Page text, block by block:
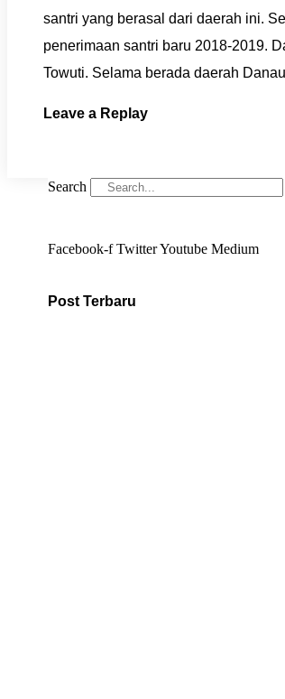
santri yang berasal dari daerah ini.
penerimaan santri baru 2018-2019.
Towuti. Selama berada daerah
Leave a Replay
Search
Facebook-f TwitterYoutube Medium
Post Terbaru